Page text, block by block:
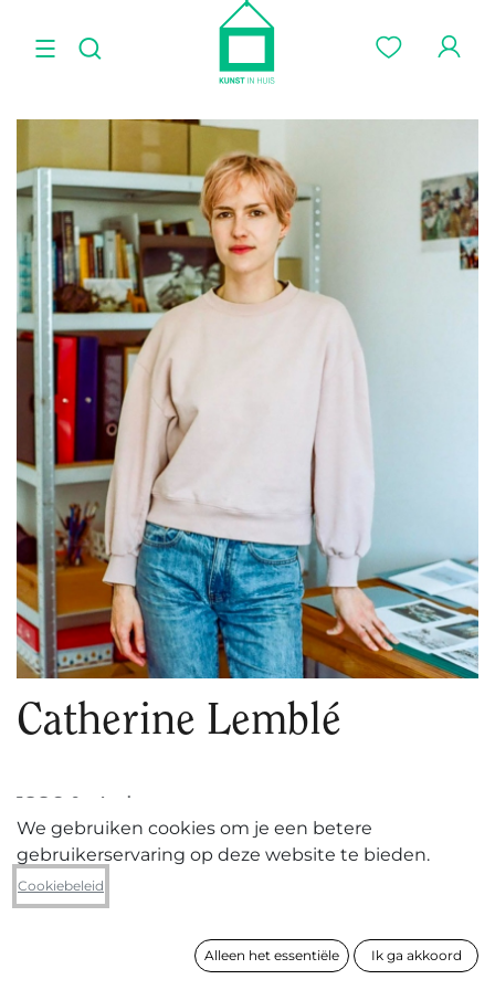
Catherine Lemblé
1990 ° - Laken
VOLGEN
We gebruiken cookies om je een betere
gebruikerservaring op deze website te bieden.
Cookiebeleid
Alleen het essentiële Ik ga akkoord